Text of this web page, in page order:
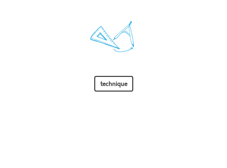
technique